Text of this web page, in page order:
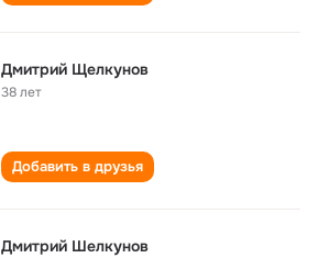
Дмитрий Щелкунов
38 лет
Добавить в друзья
Дмитрий Шелкунов